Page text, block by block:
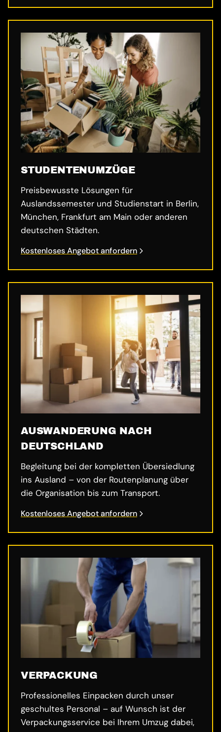
STUDENTENUMZÜGE
Preisbewusste Lösungen für
Auslandssemester und Studienstart in Berlin,
München, Frankfurt am Main oder anderen
deutschen Städten.
Kostenloses Angebot anfordern
AUSWANDERUNG NACH
DEUTSCHLAND
Begleitung bei der kompletten Übersiedlung
ins Ausland – von der Routenplanung über
die Organisation bis zum Transport.
Kostenloses Angebot anfordern
VERPACKUNG
Professionelles Einpacken durch unser
geschultes Personal – auf Wunsch ist der
Verpackungsservice bei Ihrem Umzug dabei,